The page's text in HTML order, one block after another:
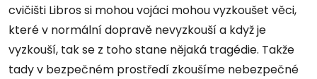
cvičišti Libros si mohou vojáci mohou vyzkoušet věci,
které v normální dopravě nevyzkouší a když je
vyzkouší, tak se z toho stane nějaká tragédie. Takže
tady v bezpečném prostředí zkoušíme nebezpečné